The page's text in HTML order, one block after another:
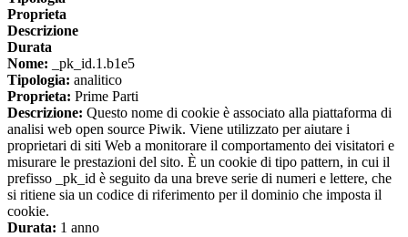
Proprieta
Descrizione
Durata
Nome: _pk_id.1.b1e5
Tipologia: analitico
Proprieta: Prime Parti
Descrizione: Questo nome di cookie è associato alla piattaforma di
analisi web open source Piwik. Viene utilizzato per aiutare i
proprietari di siti Web a monitorare il comportamento dei visitatori e
misurare le prestazioni del sito. È un cookie di tipo pattern, in cui il
prefisso _pk_id è seguito da una breve serie di numeri e lettere, che
si ritiene sia un codice di riferimento per il dominio che imposta il
cookie.
Durata: 1 anno